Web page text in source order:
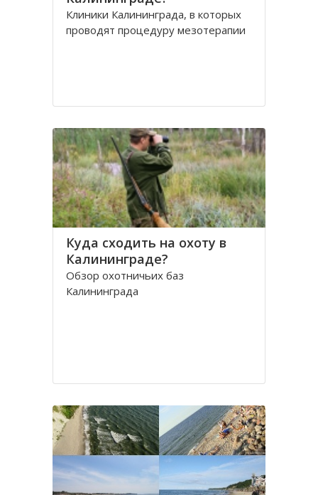
Клиники Калининграда, в которых
проводят процедуру мезотерапии
Куда сходить на охоту в
Калининграде?
Обзор охотничьих баз
Калининграда